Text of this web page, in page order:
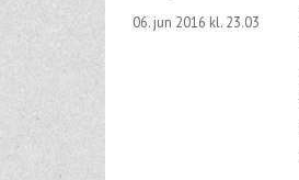
06. jun 2016 kl. 23.03